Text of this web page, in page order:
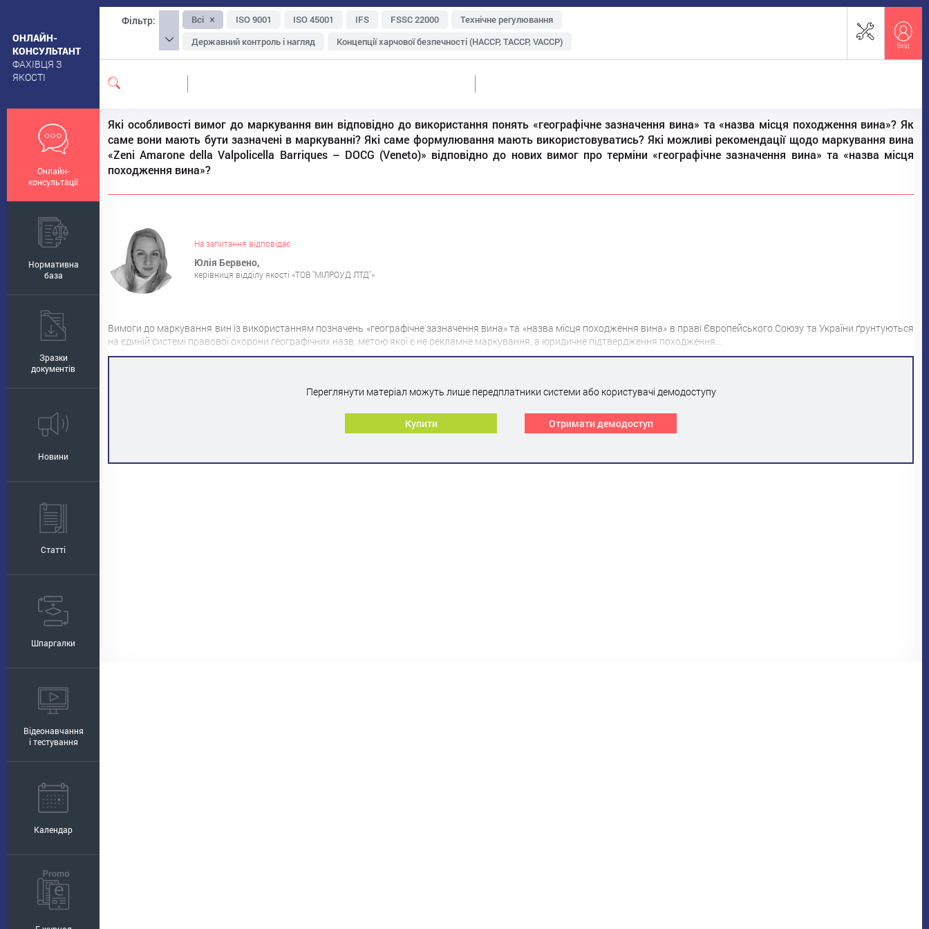
ОНЛАЙН-
КОНСУЛЬТАНТ
ФАХІВЦЯ З
ЯКОСТІ
Онлайн-
консультації
Нормативна
база
Зразки
документів
Новини
Статті
Шпаргалки
Відеонавчання
і тестування
Календар
Фільтр: Всі ISO 9001 ISO 45001 IFS FSSC 22000
Технічне регулювання
Державний контроль і нагляд
Концепції харчової безпечності (НАССР, TACCP, VACCP)
Упаковка та маркування
Зберігання і транспортування
Метрологія
Ощадливе виробництво
Інтегровані системи менеджменту
Менеджмент-інструментарій
Ризик-менеджмент Аудит GlobalG.A.P
BRC
Безпечність сировини
Які особливості вимог до маркування вин відповідно до використання понять «географічне зазначення вина» та «назва місця походження вина»? Як
саме вони мають бути зазначені в маркуванні? Які саме формулювання мають використовуватись? Які можливі рекомендації щодо маркування вина
«Zeni Amarone della Valpolicella Barriques – DOCG (Veneto)» відповідно до нових вимог про терміни «географічне зазначення вина» та «назва місця
походження вина»?
На запитання відповідає
Юлія Бервено,
керівниця відділу якості «ТОВ "МІЛРОУД ЛТД"»
Вимоги до маркування вин із використанням позначень «географічне зазначення вина» та «назва місця походження вина» в праві Європейського Союзу та України ґрунтуються
на єдиній системі правової охорони географічних назв, метою якої є не рекламне маркування, а юридичне підтвердження походження…
Переглянути матеріал можуть лише передплатники системи або користувачі демодоступу
Купити Отримати демодоступ